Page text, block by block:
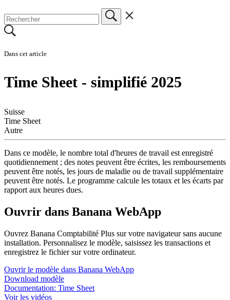
Dans cet article
Time Sheet - simplifié 2025
Suisse
Time Sheet
Autre
Dans ce modèle, le nombre total d'heures de travail est enregistré
quotidiennement ; des notes peuvent être écrites, les remboursements
peuvent être notés, les jours de maladie ou de travail supplémentaire
peuvent être notés. Le programme calcule les totaux et les écarts par
rapport aux heures dues.
Ouvrir dans Banana WebApp
Ouvrez Banana Comptabilité Plus sur votre navigateur sans aucune
installation. Personnalisez le modèle, saisissez les transactions et
enregistrez le fichier sur votre ordinateur.
Ouvrir le modèle dans Banana WebApp
Download modèle
Documentation: Time Sheet
Voir les vidéos